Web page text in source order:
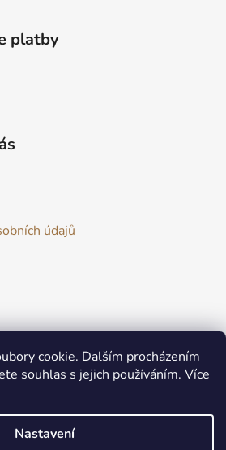
cookie. Dalším procházením
souhlas s jejich používáním. Více
Nastavení
platby
údajů